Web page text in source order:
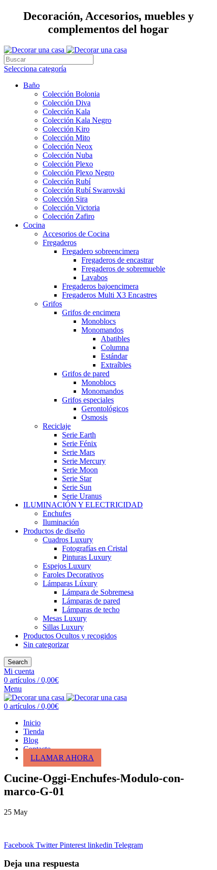
Decoración, Accesorios, muebles y
complementos del hogar
Selecciona categoría
Baño
Colección Bolonia
Colección Diva
Colección Kala
Colección Kala Negro
Colección Kiro
Colección Mito
Colección Neox
Colección Nuba
Colección Plexo
Colección Plexo Negro
Colección Rubí
Colección Rubí Swarovski
Colección Sira
Colección Victoria
Colección Zafiro
Cocina
Accesorios de Cocina
Fregaderos
Fregadero sobreencimera
Fregaderos de encastrar
Fregaderos de sobremueble
Lavabos
Fregaderos bajoencimera
Fregaderos Multi X3 Encastres
Grifos
Grifos de encimera
Monoblocs
Monomandos
Abatibles
Columna
Estándar
Extraíbles
Grifos de pared
Monoblocs
Monomandos
Grifos especiales
Gerontológicos
Osmosis
Reciclaje
Serie Earth
Serie Fénix
Serie Mars
Serie Mercury
Serie Moon
Serie Star
Serie Sun
Serie Uranus
ILUMINACIÓN Y ELECTRICIDAD
Enchufes
Iluminación
Productos de diseño
Cuadros Luxury
Fotografías en Cristal
Pinturas Luxury
Espejos Luxury
Faroles Decorativos
Lámparas Lúxury
Lámpara de Sobremesa
Lámparas de pared
Lámparas de techo
Mesas Luxury
Sillas Luxury
Productos Ocultos y recogidos
Sin categorizar
Search
Mi cuenta
0 artículos / 0,00€
Menu
0 artículos / 0,00€
Inicio
Tienda
Blog
Contacto
LLAMAR AHORA
Cucine-Oggi-Enchufes-Modulo-con-
marco-G-01
25 May
Facebook Twitter Pinterest linkedin Telegram
Deja una respuesta